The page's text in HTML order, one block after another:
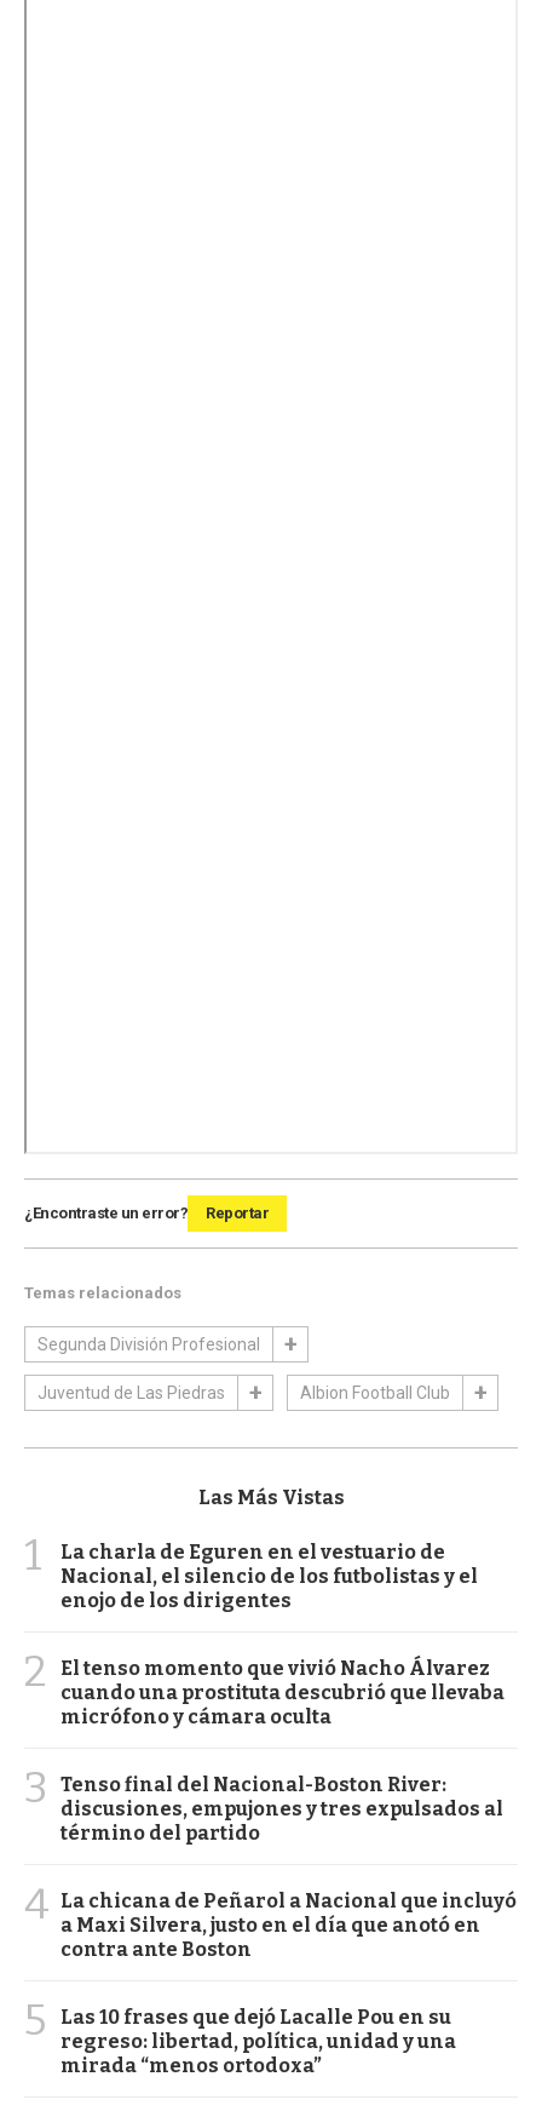
¿Encontraste un error? Reportar
Temas relacionados
Segunda División Profesional
Juventud de Las Piedras Albion Football Club
Las Más Vistas
1
La charla de Eguren en el vestuario de
Nacional, el silencio de los futbolistas y el
enojo de los dirigentes
2
El tenso momento que vivió Nacho Álvarez
cuando una prostituta descubrió que llevaba
micrófono y cámara oculta
3
Tenso final del Nacional-Boston River:
discusiones, empujones y tres expulsados al
término del partido
4 La chicana de Peñarol a Nacional que incluyó
a Maxi Silvera, justo en el día que anotó en
contra ante Boston
5
Las 10 frases que dejó Lacalle Pou en su
regreso: libertad, política, unidad y una
mirada “menos ortodoxa”